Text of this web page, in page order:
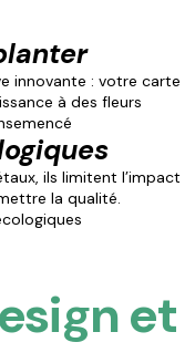
innovante : votre carte
à des fleurs
ils limitent l’impact
la qualité.
et